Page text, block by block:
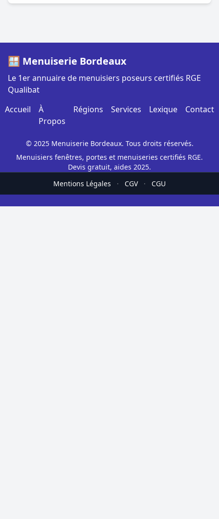
🪟 Menuiserie Bordeaux
Le 1er annuaire de menuisiers poseurs certifiés RGE
Qualibat
Accueil
À
Propos
Régions Services Lexique Contact
© 2025 Menuiserie Bordeaux. Tous droits réservés.
Menuisiers fenêtres, portes et menuiseries certifiés RGE.
Devis gratuit, aides 2025.
Mentions Légales
· CGV · CGU